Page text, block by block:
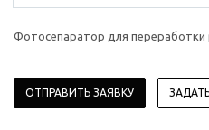
Фотосепаратор для переработки
ОТПРАВИТЬ ЗАЯВКУ